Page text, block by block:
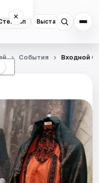
Выставки
×
☾
События Входной